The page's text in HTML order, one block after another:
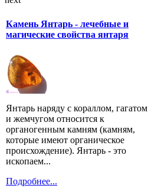
Камень Янтарь - лечебные и
магические свойства янтаря
Янтарь наряду с кораллом, гагатом
и жемчугом относится к
органогенным камням (камням,
которые имеют органическое
происхождение). Янтарь - это
ископаем...
Подробнее...